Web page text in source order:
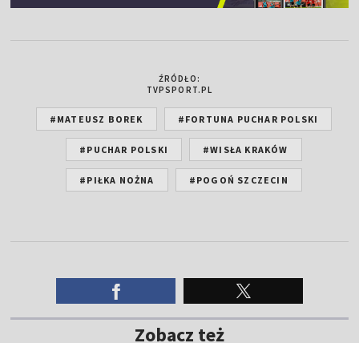
ŹRÓDŁO:
TVPSPORT.PL
#MATEUSZ BOREK #FORTUNA PUCHAR POLSKI
#PUCHAR POLSKI #WISŁA KRAKÓW
#PIŁKA NOŻNA #POGOŃ SZCZECIN
Zobacz też